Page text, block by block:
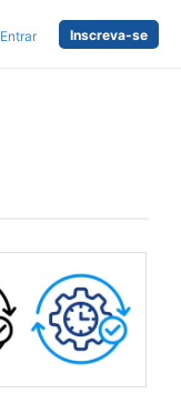
Entrar Inscreva-se